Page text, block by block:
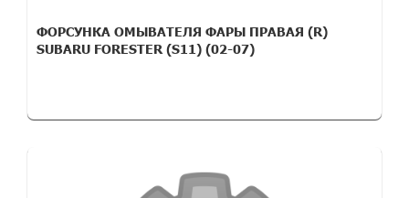
ФОРСУНКА ОМЫВАТЕЛЯ ФАРЫ ПРАВАЯ (R)
SUBARU FORESTER (S11) (02-07)